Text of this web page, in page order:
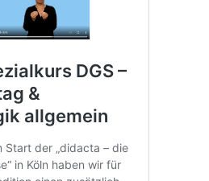
KONTRASTE